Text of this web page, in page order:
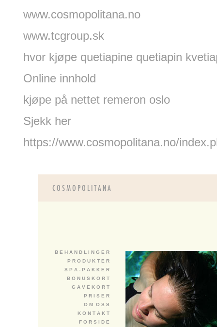
www.cosmopolitana.no
www.tcgroup.sk
hvor kjøpe quetiapine quetiapin
Online innhold
kjøpe på nettet remeron oslo
Sjekk her
https://www.cosmopolitana.no/
B E H A N D L I N G E R
P R O D U K T E R
S P A - P A K K E R
B O N U S K O R T
G A V E K O R T
P R I S E R
O M O S S
K O N T A K T
F O R S I D E